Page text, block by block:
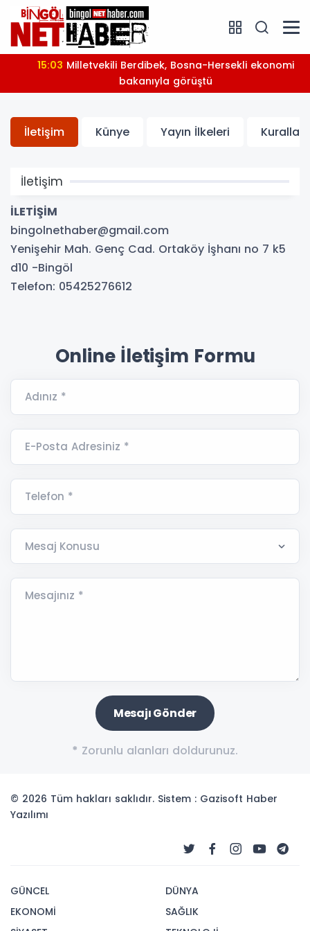
15:03Milletvekili Berdibek, Bosna-Hersekli ekonomi
bakanıyla görüştü
İletişim Künye Yayın İlkeleri Kurallar
İletişim
İLETİŞİM
bingolnethaber@gmail.com
Yenişehir Mah. Genç Cad. Ortaköy İşhanı no 7 k5
d10 -Bingöl
Telefon: 05425276612
Online İletişim Formu
Adınız *
E-Posta Adresiniz *
Telefon *
Mesajınız *
* Zorunlu alanları doldurunuz.
© 2026 Tüm hakları saklıdır. Sistem : Gazisoft Haber
Yazılımı
GÜNCEL
EKONOMİ
DÜNYA
SAĞLIK